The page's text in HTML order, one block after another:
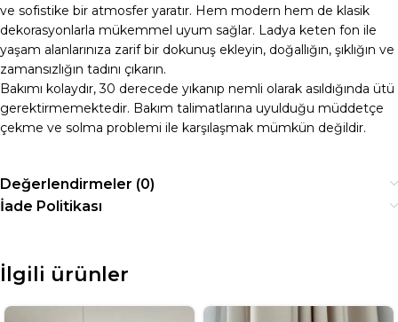
ve sofistike bir atmosfer yaratır. Hem modern hem de klasik
dekorasyonlarla mükemmel uyum sağlar. Ladya keten fon ile
yaşam alanlarınıza zarif bir dokunuş ekleyin, doğallığın, şıklığın ve
zamansızlığın tadını çıkarın.
Bakımı kolaydır, 30 derecede yıkanıp nemli olarak asıldığında ütü
gerektirmemektedir. Bakım talimatlarına uyulduğu müddetçe
çekme ve solma problemi ile karşılaşmak mümkün değildir.
Değerlendirmeler (0)
İade Politikası
İlgili ürünler